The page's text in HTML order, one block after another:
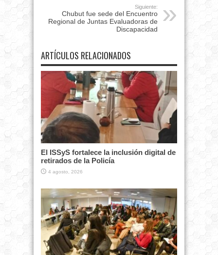
Siguiente:
Chubut fue sede del Encuentro
Regional de Juntas Evaluadoras de
Discapacidad
ARTÍCULOS RELACIONADOS
El ISSyS fortalece la inclusión digital de
retirados de la Policía
4 agosto, 2026